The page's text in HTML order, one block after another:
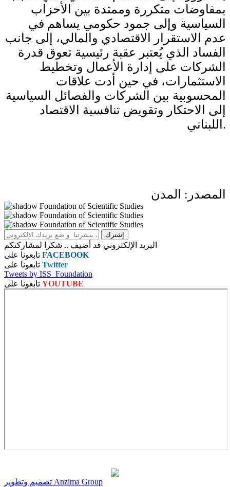
بمفاوضات متكررة وممتدة بين الأحزاب
السياسية وإلى جمود حكومي يساهم في
عدم الاستقرار الاقتصادي والمالي، إلى جانب
الفساد الذي يُعتبر عقبة رئيسية تعوق قدرة
الشركات على إدارة الأعمال وتخطيط
الاستثمارات، في حين أدت علاقات
المحسوبية بين الشركات والفصائل السياسية
إلى الاحتكار وتقويض تنافسية الاقتصاد
اللبناني.
المصدر: المدن
البريد الإلكتروني قد أضيف .. شكرا لمشاركتكم
FACEBOOK
Twitter
Tweets by ISS_Foundation
YOUTUBE
تصميم وتطوير Anzima Group